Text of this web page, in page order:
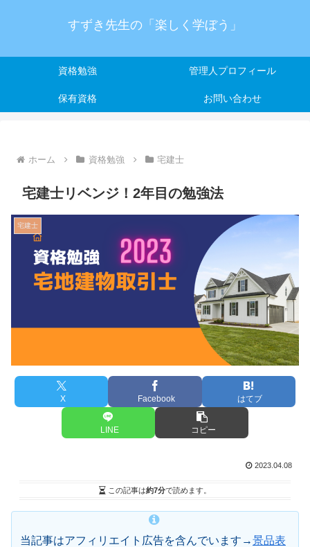
すずき先生の「楽しく学ぼう」
資格勉強 管理人プロフィール
保有資格 お問い合わせ
ホーム 資格勉強 宅建士
宅建士リベンジ！2年目の勉強法
宅建士
X Facebook はてブ
LINE コピー
2023.04.08
この記事は約7分で読めます。
当記事はアフィリエイト広告を含んでいます→景品表